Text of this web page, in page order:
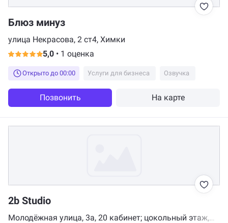
Блюз минуз
улица Некрасова, 2 ст4, Химки
5,0 • 1 оценка
Открыто до 00:00 Услуги для бизнеса Озвучка
Позвонить На карте
2b Studio
Молодёжная улица, 3а, 20 кабинет; цокольный этаж,